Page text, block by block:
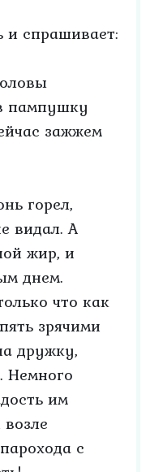
и спрашивает:
пампушку
зажжем
горел,
видал. А
жир, и
днем.
что как
зрячими
дружку,
Немного
им
с